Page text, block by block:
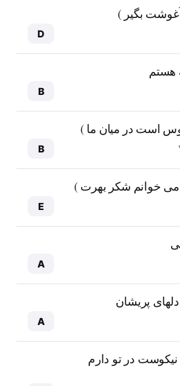
بگیر )
D
هستم
B
است در میان ما )
B
خوانم شکر بهرت )
E
A
پریشان
A
نیکوست در تو دارم